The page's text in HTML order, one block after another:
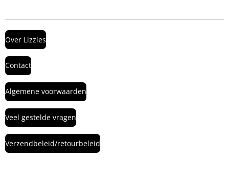
Over Lizzies
Contact
Algemene voorwaarden
Veel gestelde vragen
Verzendbeleid/retourbeleid